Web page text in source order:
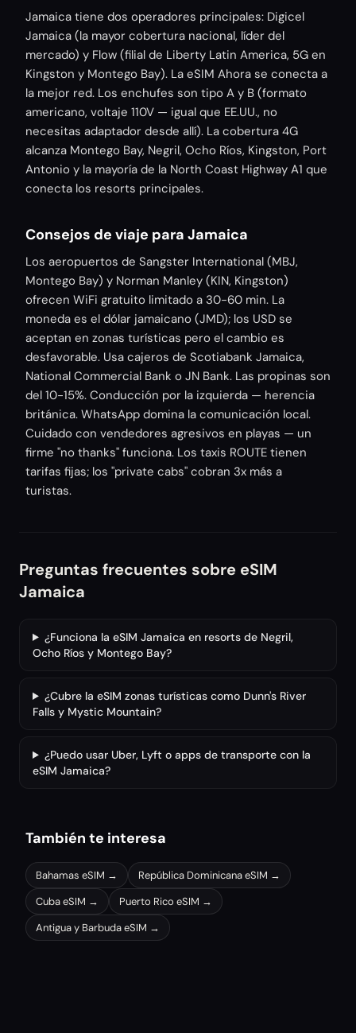
Jamaica tiene dos operadores principales: Digicel
Jamaica (la mayor cobertura nacional, líder del
mercado) y Flow (filial de Liberty Latin America, 5G en
Kingston y Montego Bay). La eSIM Ahora se conecta a
la mejor red. Los enchufes son tipo A y B (formato
americano, voltaje 110V — igual que EE.UU., no
necesitas adaptador desde allí). La cobertura 4G
alcanza Montego Bay, Negril, Ocho Ríos, Kingston, Port
Antonio y la mayoría de la North Coast Highway A1 que
conecta los resorts principales.
Consejos de viaje para Jamaica
Los aeropuertos de Sangster International (MBJ,
Montego Bay) y Norman Manley (KIN, Kingston)
ofrecen WiFi gratuito limitado a 30-60 min. La
moneda es el dólar jamaicano (JMD); los USD se
aceptan en zonas turísticas pero el cambio es
desfavorable. Usa cajeros de Scotiabank Jamaica,
National Commercial Bank o JN Bank. Las propinas son
del 10-15%. Conducción por la izquierda — herencia
británica. WhatsApp domina la comunicación local.
Cuidado con vendedores agresivos en playas — un
firme "no thanks" funciona. Los taxis ROUTE tienen
tarifas fijas; los "private cabs" cobran 3x más a
turistas.
Preguntas frecuentes sobre eSIM
Jamaica
¿Funciona la eSIM Jamaica en resorts de Negril,
Ocho Ríos y Montego Bay?
¿Cubre la eSIM zonas turísticas como Dunn's River
Falls y Mystic Mountain?
¿Puedo usar Uber, Lyft o apps de transporte con la
eSIM Jamaica?
También te interesa
Bahamas eSIM → República DominicanaeSIM →
CubaeSIM → Puerto Rico eSIM →
Antigua y BarbudaeSIM →